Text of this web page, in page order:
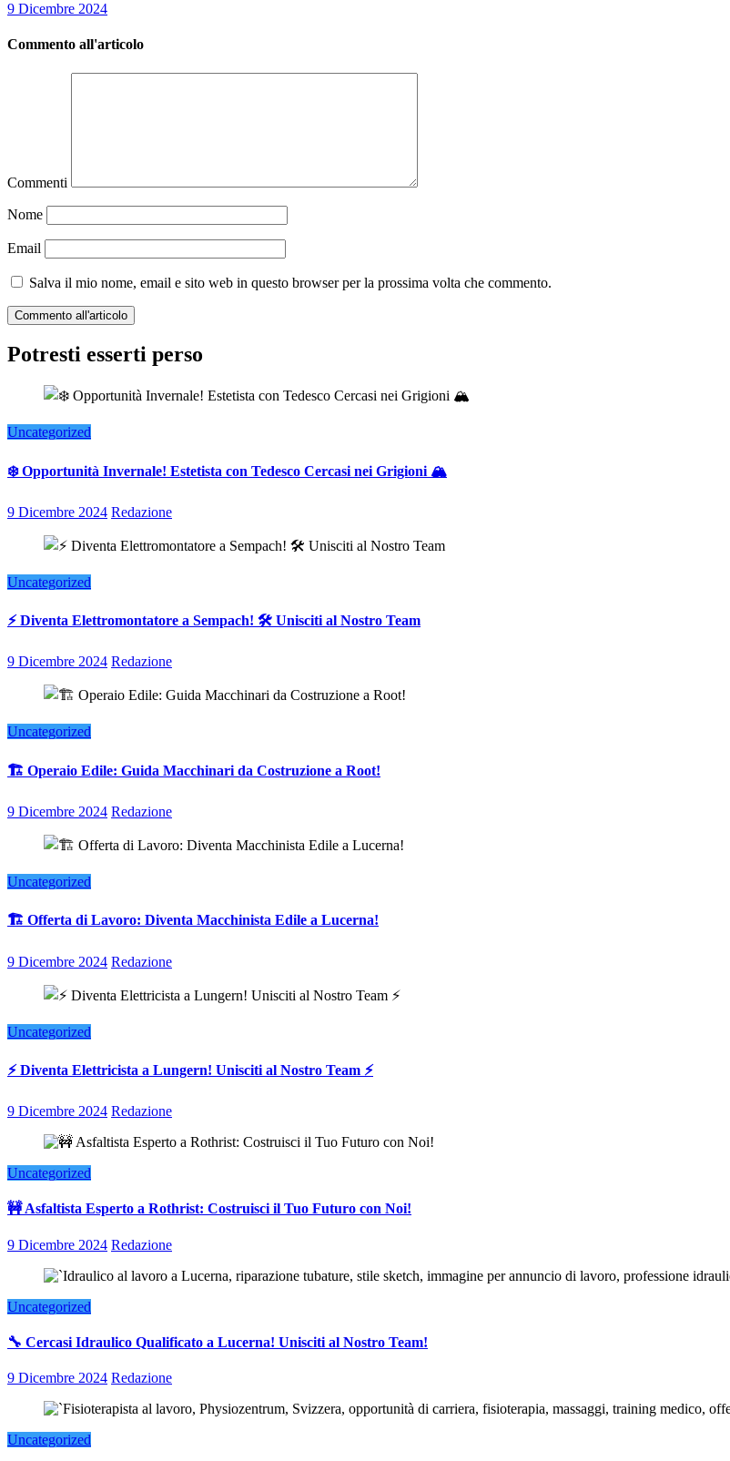
9 Dicembre 2024
Commento all'articolo
Commenti
Nome
Email
Salva il mio nome, email e sito web in questo browser per la prossima volta che commento.
Potresti esserti perso
Uncategorized
❄️ Opportunità Invernale! Estetista con Tedesco Cercasi nei Grigioni 🏔️
9 Dicembre 2024 Redazione
Uncategorized
⚡ Diventa Elettromontatore a Sempach! 🛠️ Unisciti al Nostro Team
9 Dicembre 2024 Redazione
Uncategorized
🏗️ Operaio Edile: Guida Macchinari da Costruzione a Root!
9 Dicembre 2024 Redazione
Uncategorized
🏗️ Offerta di Lavoro: Diventa Macchinista Edile a Lucerna!
9 Dicembre 2024 Redazione
Uncategorized
⚡ Diventa Elettricista a Lungern! Unisciti al Nostro Team ⚡
9 Dicembre 2024 Redazione
Uncategorized
🚧 Asfaltista Esperto a Rothrist: Costruisci il Tuo Futuro con Noi!
9 Dicembre 2024 Redazione
Uncategorized
🔧 Cercasi Idraulico Qualificato a Lucerna! Unisciti al Nostro Team!
9 Dicembre 2024 Redazione
Uncategorized